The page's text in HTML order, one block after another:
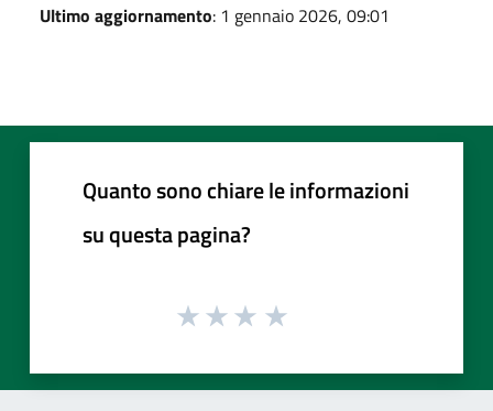
Ultimo aggiornamento: 1 gennaio 2026, 09:01
Quanto sono chiare le informazioni
su questa pagina?